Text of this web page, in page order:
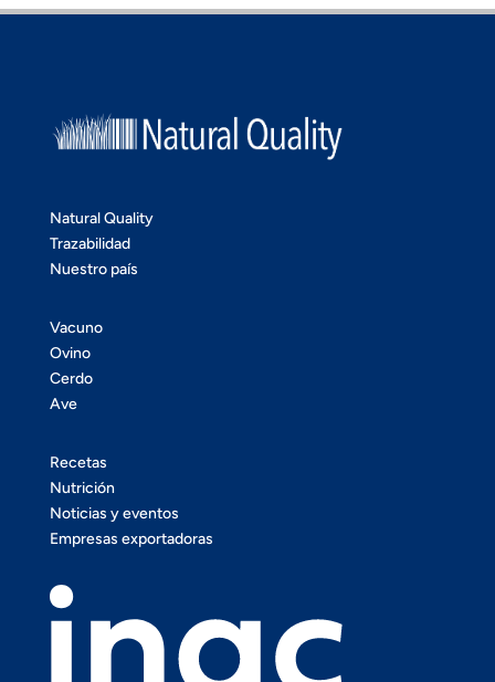
Natural Quality
Trazabilidad
Nuestro país
Vacuno
Ovino
Cerdo
Ave
Recetas
Nutrición
Noticias y eventos
Empresas exportadoras